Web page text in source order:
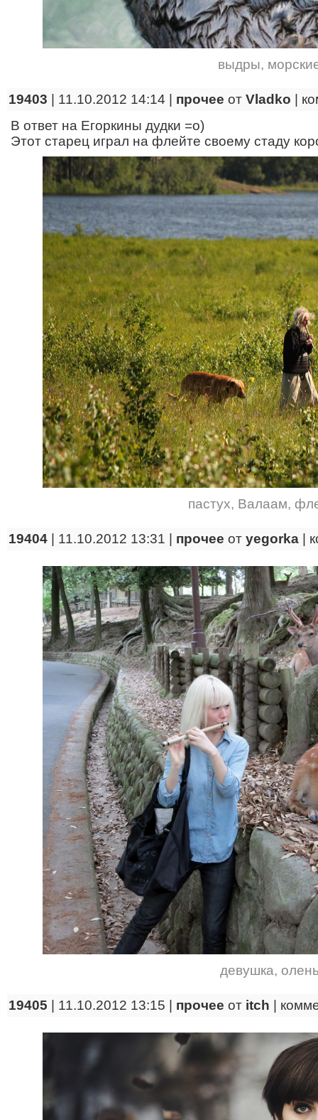
выдры,
19403 | 11.10.2012 14:14 | прочее от Vladko
В ответ на Егоркины дудки =о)
Этот старец играл на флейте своему стаду
пастух, Валаам,
19404 | 11.10.2012 13:31 | прочее от yegorka
девушка,
19405 | 11.10.2012 13:15 | прочее от itch